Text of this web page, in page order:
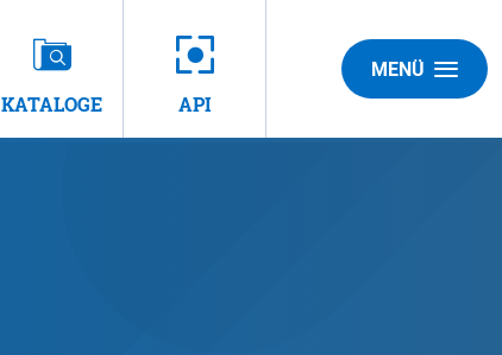
KATALOGE API
MENÜ